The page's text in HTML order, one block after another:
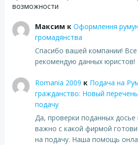
возможности
Максим к Оформлення
громадянства
Спасибо вашей компании!
рекомендую данных юристов!
Romania 2009 к Подача на
гражданство: Новый
подачу
Да, проверки поданных досье
важно с какой фирмой
на подачу. Наша помощь